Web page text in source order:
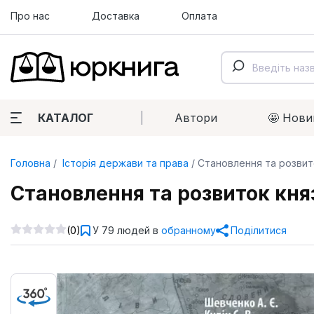
Про нас Доставка Оплата
КАТАЛОГ Автори 🤩
Головна Історія держави та права Становлення та
Становлення та розвиток
(0) У 79 людей в обранному Поділитися